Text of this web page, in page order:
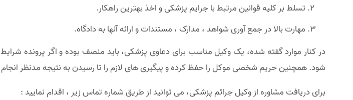
تسلط بر کلیه قوانین مرتبط با جرایم پزشکی و اخذ بهترین راهکار.
مهارت بالا در جمع آوری شواهد ، مدارک ، مستندات و ارائه آنها به دادگاه.
در کنار موارد گفته شده، یک وکیل مناسب برای دعاوی پزشکی، باید منصف بوده و اگر پرونده
شود. همچنین حریم شخصی موکل را حفظ کرده و پیگیری های لازم را تا رسیدن به نتیجه مدنظر
برای دریافت مشاوره از وکیل جرائم پزشکی، می توانید از طریق شماره تماس زیر ، اقدام نمایید :